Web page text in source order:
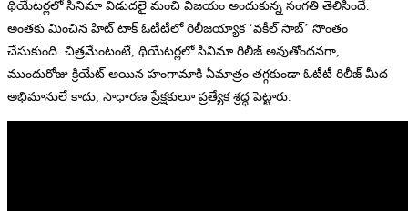
థియేటర్లలో సినిమా విడుదలై మంచి విజయం అందుకున్న సంగతి తెలిసిందే.
అంతకు మించిన హిట్ టాక్ ఓటీటీలో రిలీజయ్యాక ‘వకీల్ సాబ్’ సొంతం
చేసుకుంది. చిత్రమేంటంటే, థియేటర్లలో సినిమా రిలీజ్ అవుతోందనగా,
ముందురోజు క్రియేట్ అయిన హంగామాకి ఏమాత్రం తగ్గకుండా ఓటీటీ రిలీజ్ మీద
అభిమానులే కాదు, సాధారణ ప్రేక్షకులూ ప్రత్యేక శ్రద్ధ పెట్టారు.